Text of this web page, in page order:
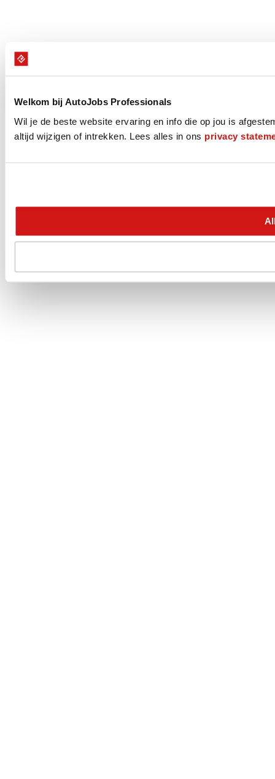
Welkom bij AutoJobs Professionals
Wil je de beste website ervaring en info die op jou is
altijd wijzigen of intrekken. Lees alles in ons privacy